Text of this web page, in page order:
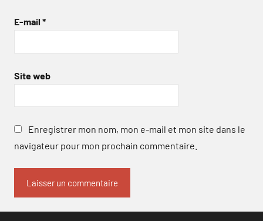
E-mail *
Site web
Enregistrer mon nom, mon e-mail et mon site dans le
navigateur pour mon prochain commentaire.